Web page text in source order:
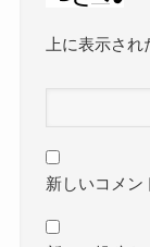
上に表示さ
新しいコメン